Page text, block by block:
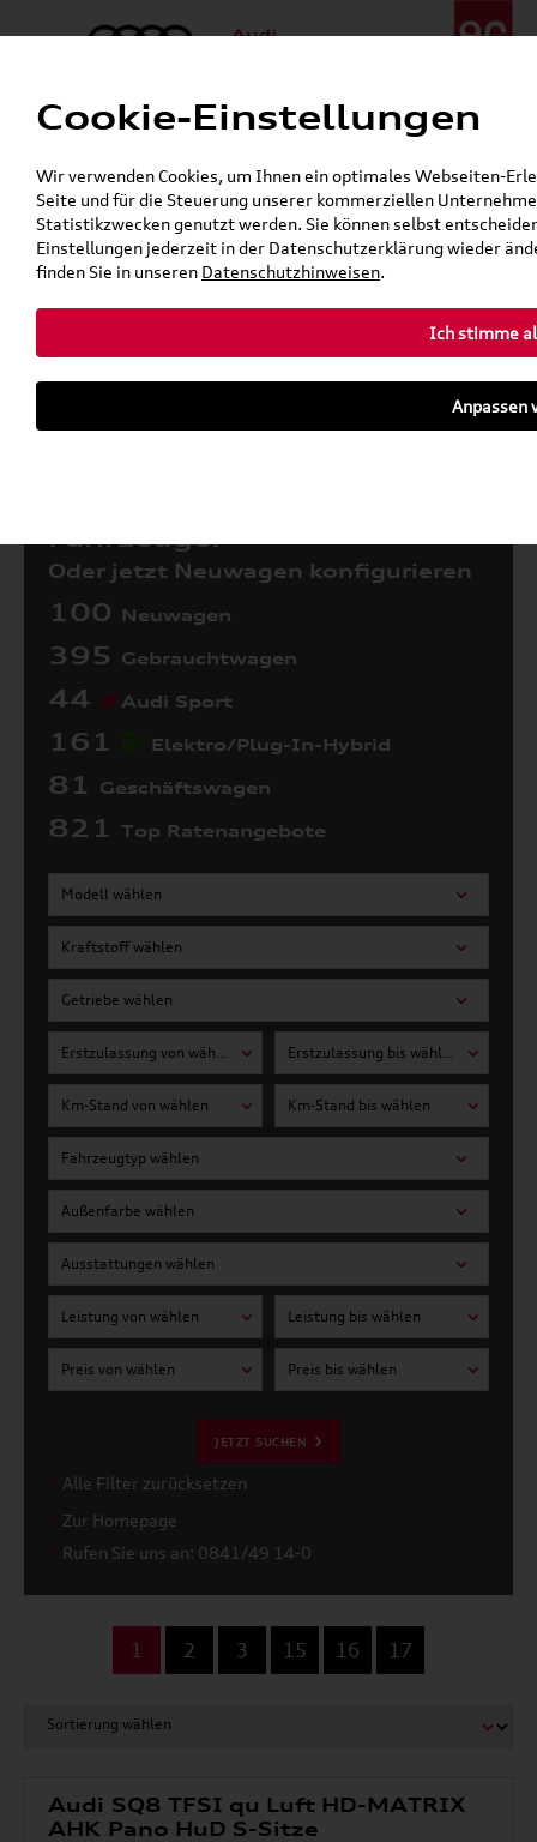
Menü
24h-Pannenhilfe:+49 (0)171 / 870 72 87
Gerade geschlossen
Verkauf:Mo. - Fr. 08:00 - 19:00 Uhr Sa. 09:00 - 13:00 Uhr
Service:Mo. - Fr. 06:00 - 20:00 Uhr Sa. 08:00 - 13:00 Uhr
Zurück zur Startseite
Fahrzeuge:
Oder jetzt Neuwagen konfigurieren
100 Neuwagen
395 Gebrauchtwagen
44 Audi Sport
161 Elektro/Plug-In-Hybrid
81 Geschäftswagen
821 Top Ratenangebote
Modell wählen
Kraftstoff wählen
Getriebe wählen
Erstzulassung von wählen Erstzulassung bis wählen
Km-Stand von wählen Km-Stand bis wählen
Fahrzeugtyp wählen
Außenfarbe wählen
Ausstattungen wählen
Leistung von wählen Leistung bis wählen
Preis von wählen Preis bis wählen
JETZT SUCHEN
Alle Filter zurücksetzen
Zur Homepage
Rufen Sie uns an: 0841/49 14-0
1 2 3 15 16 17
Audi SQ8 TFSI qu Luft HD-MATRIX
AHK Pano HuD S-Sitze
Cookie-Einstellungen
Wir verwenden Cookies, um Ihnen ein optimales Webseiten-
Seite und für die Steuerung unserer kommerziellen
Statistikzwecken genutzt werden. Sie können selbst
Einstellungen jederzeit in der Datenschutzerklärung wieder
finden Sie in unseren Datenschutzhinweisen.
Ich stimme
Anpassen